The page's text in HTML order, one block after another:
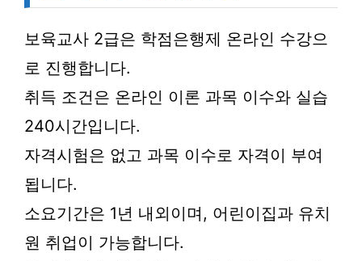
보육교사 2급은 학점은행제 온라인 수강으
로 진행합니다.
취득 조건은 온라인 이론 과목 이수와 실습
240시간입니다.
자격시험은 없고 과목 이수로 자격이 부여
됩니다.
소요기간은 1년 내외이며, 어린이집과 유치
원 취업이 가능합니다.